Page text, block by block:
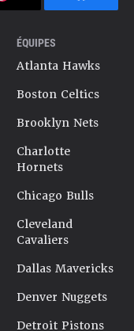
ÉQUIPES
Atlanta Hawks
Boston Celtics
Brooklyn Nets
Charlotte
Hornets
Chicago Bulls
Cleveland
Cavaliers
Dallas Mavericks
Denver Nuggets
Detroit Pistons